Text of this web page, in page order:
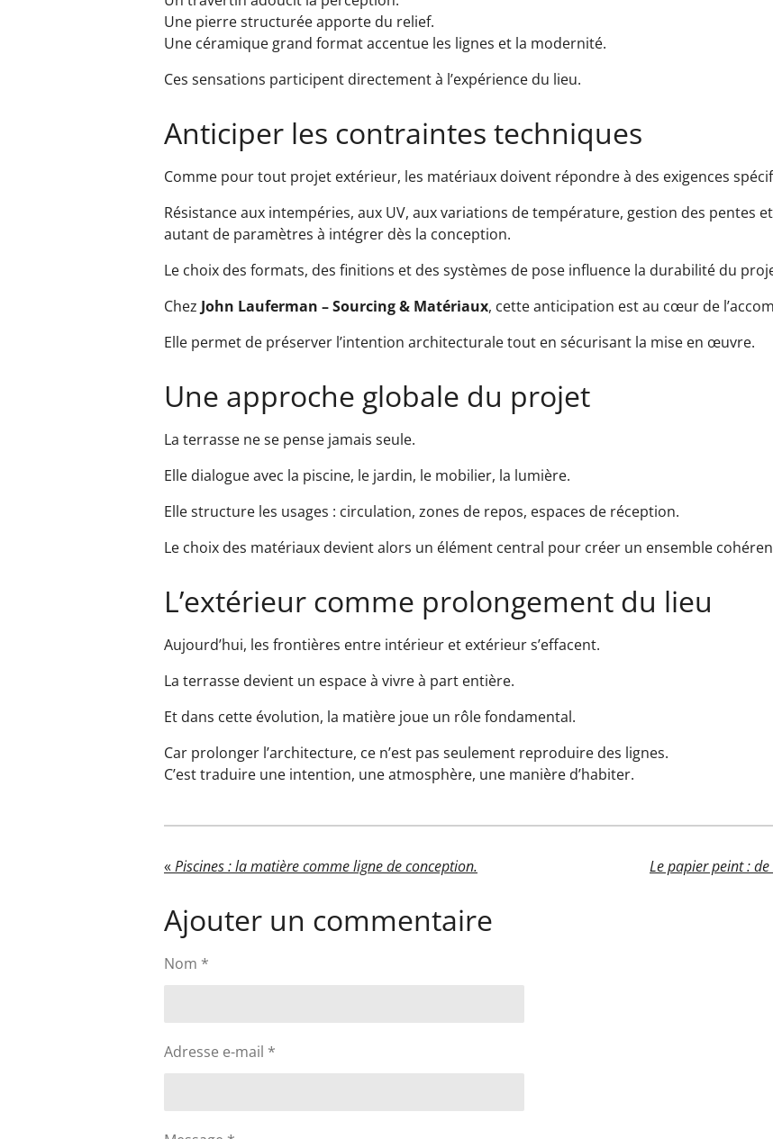
Une pierre structurée apporte du relief.
Une céramique grand format accentue les lignes et la modernité.
Ces sensations participent directement à l’expérience du lieu.
Anticiper les contraintes techniques
Comme pour tout projet extérieur, les matériaux doivent répondre à des exigences
Résistance aux intempéries, aux UV, aux variations de température, gestion des pentes
autant de paramètres à intégrer dès la conception.
Le choix des formats, des finitions et des systèmes de pose influence la durabilité du
Chez John Lauferman – Sourcing & Matériaux, cette anticipation est au cœur de
Elle permet de préserver l’intention architecturale tout en sécurisant la mise en œuvre.
Une approche globale du projet
La terrasse ne se pense jamais seule.
Elle dialogue avec la piscine, le jardin, le mobilier, la lumière.
Elle structure les usages : circulation, zones de repos, espaces de réception.
Le choix des matériaux devient alors un élément central pour créer un ensemble
L’extérieur comme prolongement du lieu
Aujourd’hui, les frontières entre intérieur et extérieur s’effacent.
La terrasse devient un espace à vivre à part entière.
Et dans cette évolution, la matière joue un rôle fondamental.
Car prolonger l’architecture, ce n’est pas seulement reproduire des lignes.
C’est traduire une intention, une atmosphère, une manière d’habiter.
«Piscines : la matière comme ligne de conception.
Ajouter un commentaire
Nom *
Adresse e-mail *